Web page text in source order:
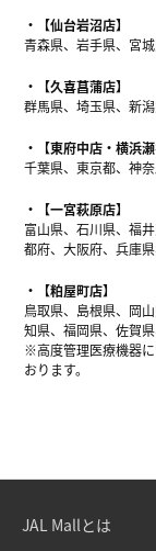
【仙台岩沼店】
青森県、岩手県、宮
【久喜菖蒲店】
群馬県、埼玉県、新
【東府中店・横浜瀬
千葉県、東京都、神
【一宮萩原店】
富山県、石川県、福
都府、大阪府、兵庫
【粕屋町店】
鳥取県、島根県、岡
知県、福岡県、佐賀
※高度管理医療機器
おります。
JAL Mallとは